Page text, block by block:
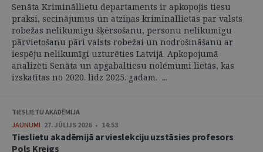
Senāta Krimināllietu departaments ir apkopojis tiesu
praksi, secinājumus un atziņas krimināllietās par valsts
robežas nelikumīgu šķērsošanu, personu nelikumīgu
pārvietošanu pāri valsts robežai un nodrošināšanu ar
iespēju nelikumīgi uzturēties Latvijā. Apkopojumā
analizēti Senāta un apgabaltiesu nolēmumi lietās, kas
izskatītas no 2020. līdz 2025. gadam. ...
TIESLIETU AKADĒMIJA
JAUNUMI 27. JŪLIJS 2026 • 14:53
Tieslietu akadēmijā ar vieslekciju uzstāsies profesors
Pols Kreigs